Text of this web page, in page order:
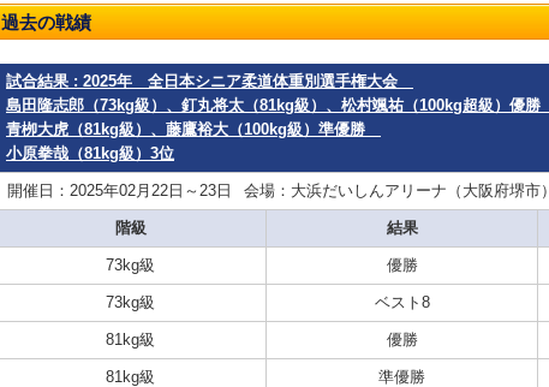
過去の戦績
試合結果 : 2025年 全日本シニア柔道体重別選手権大会
島田隆志郎（73kg級）、釘丸将太（81kg級）、松村颯祐（100kg超級）優勝
青栁大虎（81kg級）、藤鷹裕大（100kg級）準優勝
小原拳哉（81kg級）3位
開催日：2025年02月22日～23日 会場：大浜だいしんアリーナ（大阪府堺市）
階級 結果
73kg級 優勝
73kg級 ベスト8
81kg級 優勝
81kg級 準優勝